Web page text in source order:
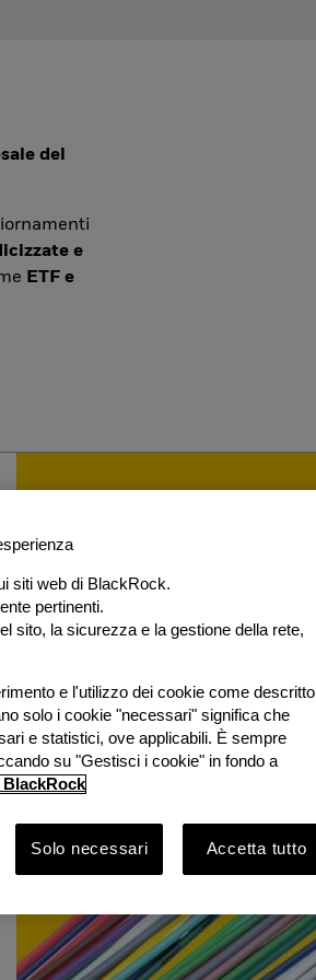
del
e
ETF e
siti web di BlackRock.
pertinenti.
sito, la sicurezza e la gestione della rete,
e l'utilizzo dei cookie come descritto
solo i cookie "necessari" significa che
e statistici, ove applicabili. È sempre
su "Gestisci i cookie" in fondo a
BlackRock
Solo necessari Accetta tutto